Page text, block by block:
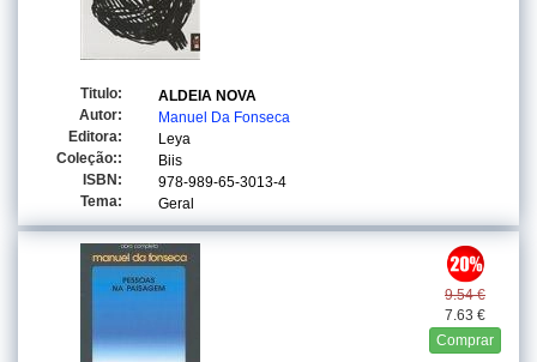
Titulo:
ALDEIA NOVA
Autor:
Manuel Da Fonseca
Editora:
Leya
Coleção::
Biis
ISBN:
978-989-65-3013-4
Tema:
Geral
9.54 €
7.63 €
Comprar